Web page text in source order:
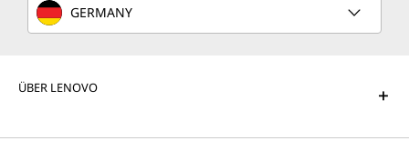
GERMANY
ÜBER LENOVO